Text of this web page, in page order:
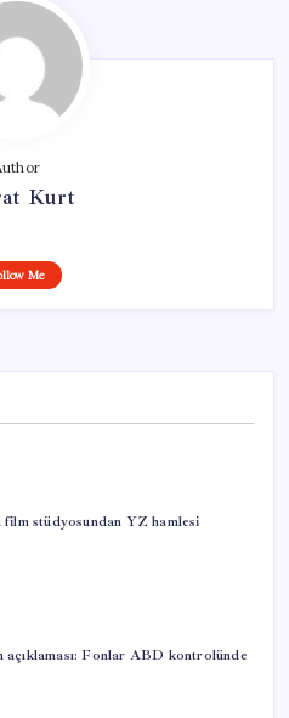
Kurt
Me
stüdyosundan YZ hamlesi
açıklaması: Fonlar ABD kontrolünde